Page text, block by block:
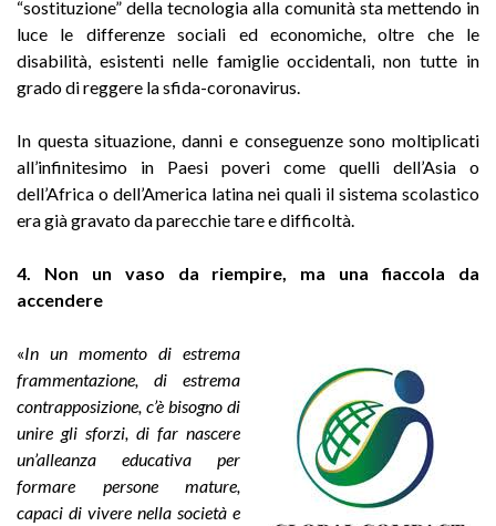
“sostituzione” della tecnologia alla comunità sta mettendo in
luce le differenze sociali ed economiche, oltre che le
disabilità, esistenti nelle famiglie occidentali, non tutte in
grado di reggere la sfida-coronavirus.
In questa situazione, danni e conseguenze sono moltiplicati
all’infinitesimo in Paesi poveri come quelli dell’Asia o
dell’Africa o dell’America latina nei quali il sistema scolastico
era già gravato da parecchie tare e difficoltà.
4. Non un vaso da riempire, ma una fiaccola da
accendere
«In un momento di estrema
frammentazione, di estrema
contrapposizione, c’è bisogno di
unire gli sforzi, di far nascere
un’alleanza educativa per
formare persone mature,
capaci di vivere nella società e